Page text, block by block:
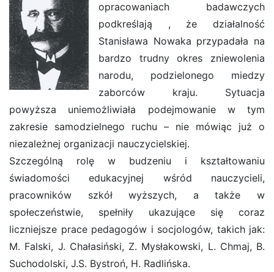
opracowaniach badawczych
podkreślają , że działalność
Stanisława Nowaka przypadała na
bardzo trudny okres zniewolenia
narodu, podzielonego miedzy
zaborców kraju. Sytuacja
powyższa uniemożliwiała podejmowanie w tym
zakresie samodzielnego ruchu – nie mówiąc już o
niezależnej organizacji nauczycielskiej.
Szczególną rolę w budzeniu i kształtowaniu
świadomości edukacyjnej wśród nauczycieli,
pracowników szkół wyższych, a także w
społeczeństwie, spełniły ukazujące się coraz
liczniejsze prace pedagogów i socjologów, takich jak:
M. Falski, J. Chałasiński, Z. Mysłakowski, L. Chmaj, B.
Suchodolski, J.S. Bystroń, H. Radlińska.